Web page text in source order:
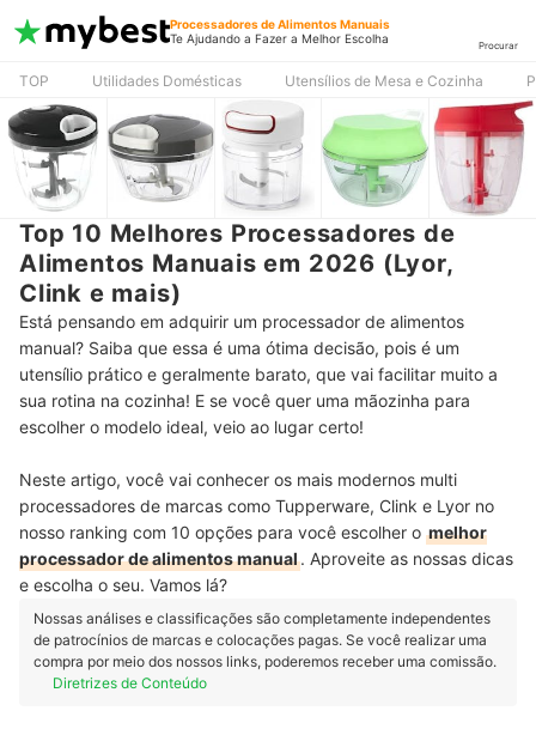
Processadores de Alimentos Manuais
Te Ajudando a Fazer a Melhor Escolha
Procurar
TOP Utilidades Domésticas Utensílios de Mesa e Cozinha
Top 10 Melhores Processadores de
Alimentos Manuais em 2026 (Lyor,
Clink e mais)
Está pensando em adquirir um processador de alimentos
manual? Saiba que essa é uma ótima decisão, pois é um
utensílio prático e geralmente barato, que vai facilitar muito a
sua rotina na cozinha! E se você quer uma mãozinha para
escolher o modelo ideal, veio ao lugar certo!
Neste artigo, você vai conhecer os mais modernos multi
processadores de marcas como Tupperware, Clink e Lyor no
nosso ranking com 10 opções para você escolher o melhor
processador de alimentos manual. Aproveite as nossas dicas
e escolha o seu. Vamos lá?
Nossas análises e classificações são completamente independentes
de patrocínios de marcas e colocações pagas. Se você realizar uma
compra por meio dos nossos links, poderemos receber uma comissão.
Diretrizes de Conteúdo